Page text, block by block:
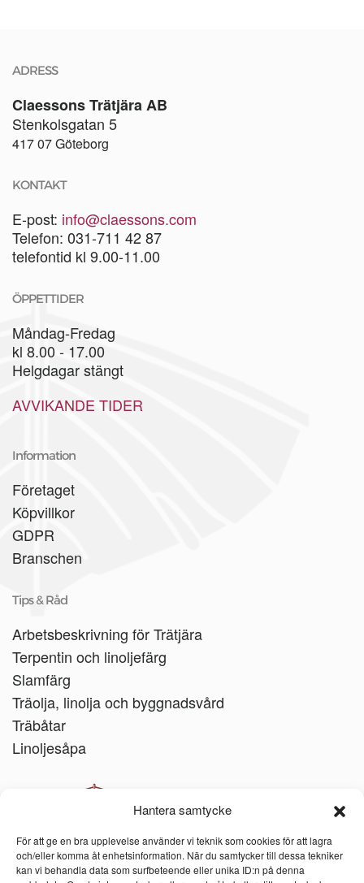
Hantera samtycke
För att ge en bra upplevelse använder vi teknik som cookies för att lagra
och/eller komma åt enhetsinformation. När du samtycker till dessa tekniker
kan vi behandla data som surfbeteende eller unika ID:n på denna
ADRESS
Claessons Trätjära AB
Stenkolsgatan 5
417 07 Göteborg
KONTAKT
E-post: info@claessons.com
Telefon: 031-711 42 87
telefontid kl 9.00-11.00
ÖPPETTIDER
Måndag-Fredag
kl 8.00 - 17.00
Helgdagar stängt
AVVIKANDE TIDER
Information
Företaget
Köpvillkor
GDPR
Branschen
Tips & Råd
Arbetsbeskrivning för Trätjära
Terpentin och linoljefärg
Slamfärg
Träolja, linolja och byggnadsvård
Träbåtar
Linoljesåpa